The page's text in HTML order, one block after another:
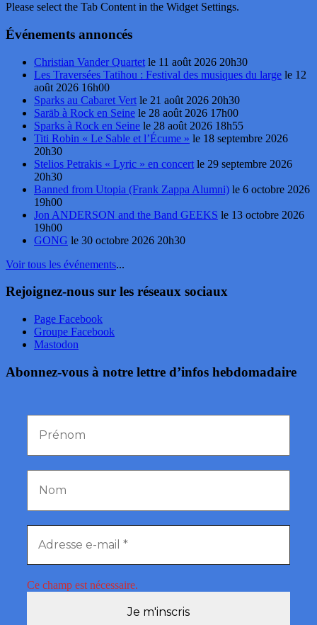
Please select the Tab Content in the Widget Settings.
Événements annoncés
Christian Vander Quartet le 11 août 2026 20h30
Les Traversées Tatihou : Festival des musiques du large le 12
août 2026 16h00
Sparks au Cabaret Vert le 21 août 2026 20h30
Sarāb à Rock en Seine le 28 août 2026 17h00
Sparks à Rock en Seine le 28 août 2026 18h55
Titi Robin « Le Sable et l’Écume » le 18 septembre 2026
20h30
Stelios Petrakis « Lyric » en concert le 29 septembre 2026
20h30
Banned from Utopia (Frank Zappa Alumni) le 6 octobre 2026
19h00
Jon ANDERSON and the Band GEEKS le 13 octobre 2026
19h00
GONG le 30 octobre 2026 20h30
Voir tous les événements...
Rejoignez-nous sur les réseaux sociaux
Page Facebook
Groupe Facebook
Mastodon
Abonnez-vous à notre lettre d’infos hebdomadaire
Ce champ est nécessaire.